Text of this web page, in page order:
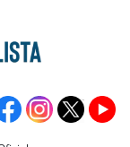
Prefeitura de